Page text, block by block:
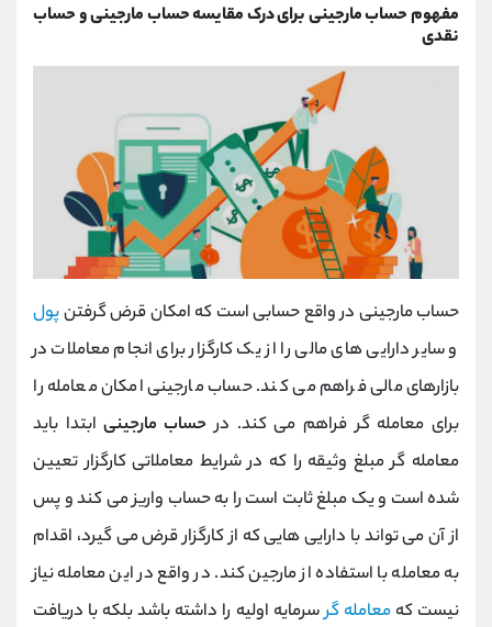
مفهوم حساب مارجینی برای درک مقایسه حساب مارجینی و حساب
نقدی
حساب مارجینی در واقع حسابی است که امکان قرض گرفتنپول
و سایر دارایی های مالی را از یک کارگزار برای انجام معاملات در
بازارهای مالی فراهم می کند. حساب مارجینی امکان معامله را
برای معامله گر فراهم می کند. در حساب مارجینیابتدا باید
معامله گر مبلغ وثیقه را که در شرایط معاملاتی کارگزار تعیین
شده است و یک مبلغ ثابت است را به حساب واریز می‌ کند و پس
از آن می ‌تواند با دارایی‌ هایی که از کارگزار قرض می‌ گیرد، اقدام
به معامله با استفاده از مارجین کند. در واقع در این معامله نیاز
نیست کهمعامله گرسرمایه اولیه را داشته باشد بلکه با دریافت